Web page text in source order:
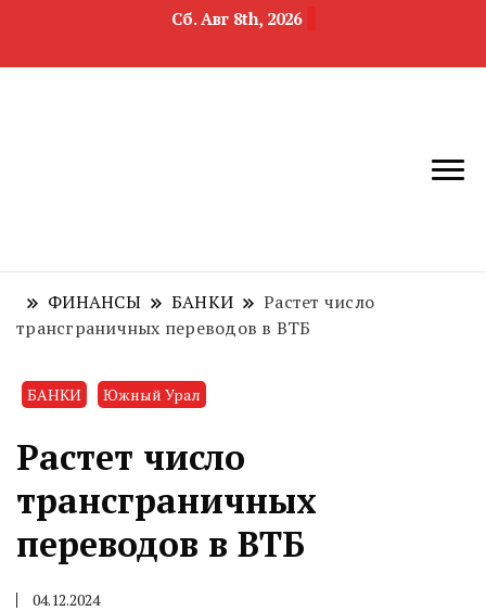
Сб. Авг 8th, 2026
область
ФИНАНСЫ БАНКИ
Растет число
трансграничных переводов в ВТБ
БАНКИ Южный Урал
Растет число
трансграничных
переводов в ВТБ
04.12.2024